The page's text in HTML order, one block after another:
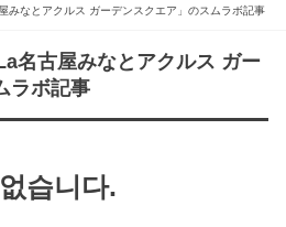
みなとアクルス ガーデンスクエア」のスムラボ記事
名古屋みなとアクルス ガー
ラボ記事
습니다.